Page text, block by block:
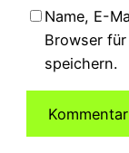
Name, E-
Browser
speichern.